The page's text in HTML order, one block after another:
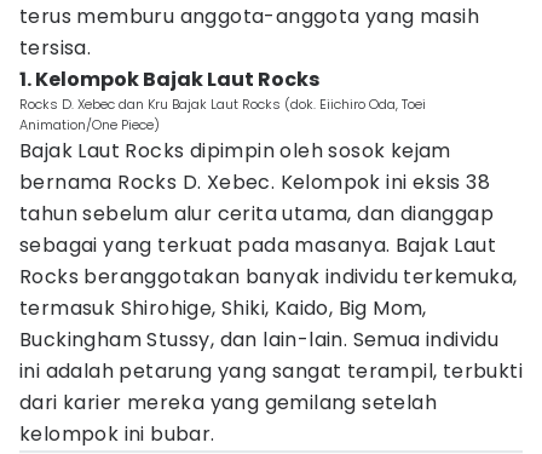
terus memburu anggota-anggota yang masih
tersisa.
1. Kelompok Bajak Laut Rocks
Rocks D. Xebec dan Kru Bajak Laut Rocks (dok. Eiichiro Oda, Toei
Animation/One Piece)
Bajak Laut Rocks dipimpin oleh sosok kejam
bernama Rocks D. Xebec. Kelompok ini eksis 38
tahun sebelum alur cerita utama, dan dianggap
sebagai yang terkuat pada masanya. Bajak Laut
Rocks beranggotakan banyak individu terkemuka,
termasuk Shirohige, Shiki, Kaido, Big Mom,
Buckingham Stussy, dan lain-lain. Semua individu
ini adalah petarung yang sangat terampil, terbukti
dari karier mereka yang gemilang setelah
kelompok ini bubar.